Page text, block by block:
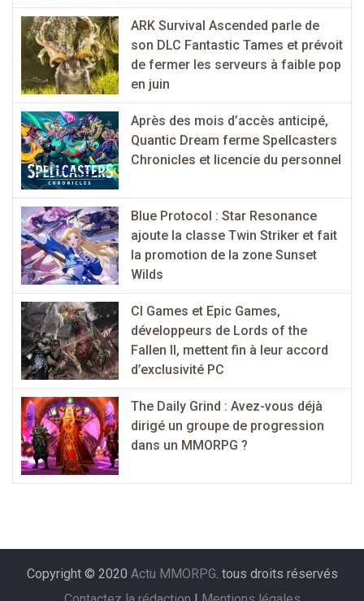
ARK Survival Ascended parle de
son DLC Fantastic Tames et prévoit
de fermer les serveurs à faible pop
en juin
Après des mois d’accès anticipé,
Quantic Dream ferme Spellcasters
Chronicles et licencie du personnel
Blue Protocol : Star Resonance
ajoute la classe Twin Striker et fait
la promotion de la zone Sunset
Wilds
CI Games et Epic Games,
développeurs de Lords of the
Fallen II, mettent fin à leur accord
d’exclusivité PC
The Daily Grind : Avez-vous déjà
dirigé un groupe de progression
dans un MMORPG ?
Copyright © 2020 Actu MMORPG . tous droits réservés